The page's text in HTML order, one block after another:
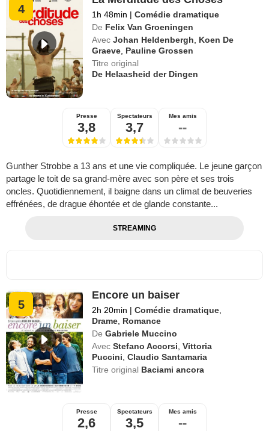
4 1h 48min | Comédie dramatique
De Felix Van Groeningen
Avec Johan Heldenbergh
Koen De
Graeve Pauline Grossen
Titre original
De Helaasheid der Dingen
Presse
3,8
Spectateurs
3,7
Mes amis
--
Gunther Strobbe a 13 ans et une vie compliquée. Le jeune garçon
partage le toit de sa grand-mère avec son père et ses trois
oncles. Quotidiennement, il baigne dans un climat de beuveries
effrénées, de drague éhontée et de glande constante...
STREAMING
5
Encore un baiser
2h 20min | Comédie dramatique
Drame Romance
De Gabriele Muccino
Avec Stefano Accorsi ,Vittoria
Puccini ,Claudio Santamaria
Titre original Baciami ancora
Presse
2,6
Spectateurs
3,5
Mes amis
--